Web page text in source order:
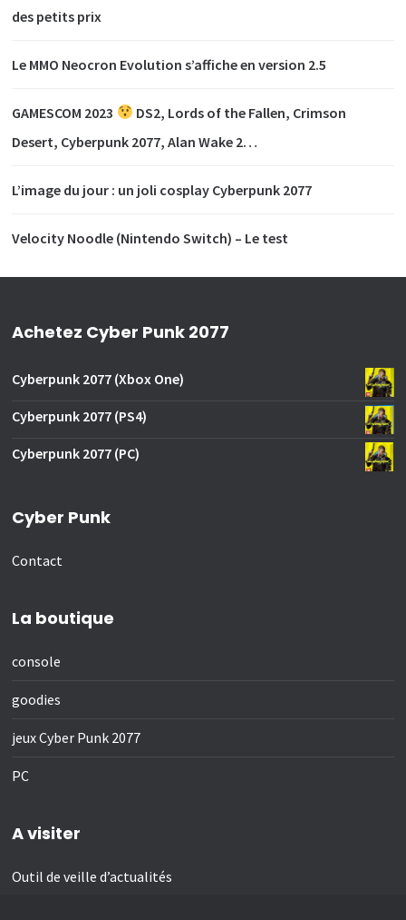
des petits prix
Le MMO Neocron Evolution s’affiche en version 2.5
GAMESCOM 2023
DS2, Lords of the Fallen, Crimson
Desert, Cyberpunk 2077, Alan Wake 2…
L’image du jour : un joli cosplay Cyberpunk 2077
Velocity Noodle (Nintendo Switch) – Le test
Achetez Cyber Punk 2077
Cyberpunk 2077 (Xbox One)
Cyberpunk 2077 (PS4)
Cyberpunk 2077 (PC)
Cyber Punk
Contact
La boutique
console
goodies
jeux Cyber Punk 2077
PC
A visiter
Outil de veille d’actualités